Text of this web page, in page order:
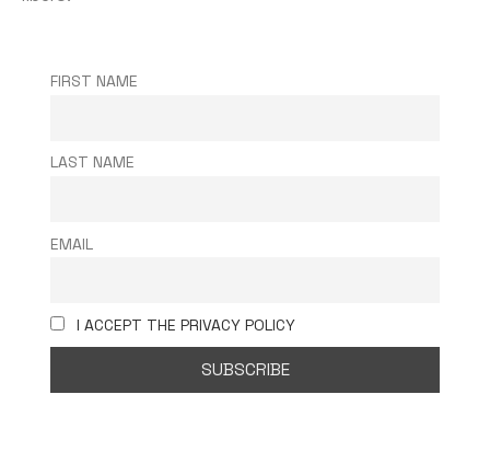
FIRST NAME
LAST NAME
EMAIL
I ACCEPT THE PRIVACY POLICY